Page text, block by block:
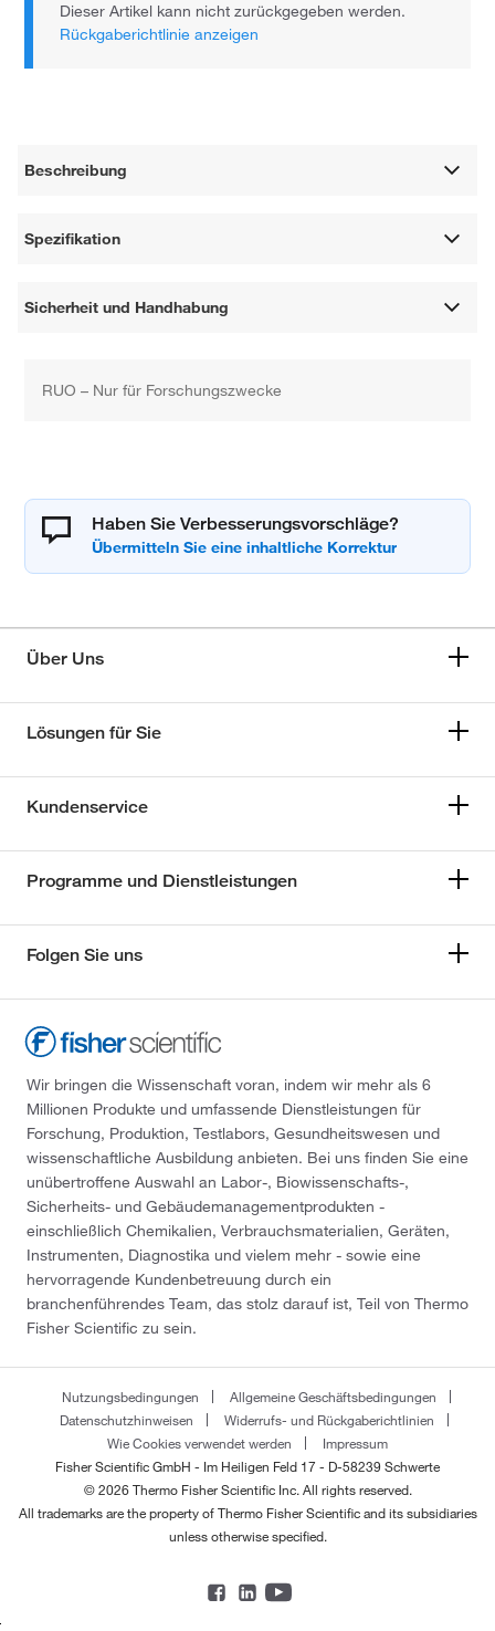
Dieser Artikel kann nicht zurückgegeben werden.
Rückgaberichtlinie anzeigen
Beschreibung
Spezifikation
Sicherheit und Handhabung
RUO – Nur für Forschungszwecke
Haben Sie Verbesserungsvorschläge?
Über Uns
Lösungen für Sie
Kundenservice
Programme und Dienstleistungen
Folgen Sie uns
Wir bringen die Wissenschaft voran, indem wir mehr als 6
Millionen Produkte und umfassende Dienstleistungen für
Forschung, Produktion, Testlabors, Gesundheitswesen und
wissenschaftliche Ausbildung anbieten. Bei uns finden Sie eine
unübertroffene Auswahl an Labor-, Biowissenschafts-,
Sicherheits- und Gebäudemanagementprodukten -
einschließlich Chemikalien, Verbrauchsmaterialien, Geräten,
Instrumenten, Diagnostika und vielem mehr - sowie eine
hervorragende Kundenbetreuung durch ein
branchenführendes Team, das stolz darauf ist, Teil von Thermo
Fisher Scientific zu sein.
Nutzungsbedingungen
Allgemeine Geschäftsbedingungen
Datenschutzhinweisen
Widerrufs- und Rückgaberichtlinien
Wie Cookies verwendet werden
Impressum
Fisher Scientific GmbH - Im Heiligen Feld 17 - D-58239 Schwerte
© 2026 Thermo Fisher Scientific Inc. All rights reserved.
All trademarks are the property of Thermo Fisher Scientific and its subsidiaries
unless otherwise specified.